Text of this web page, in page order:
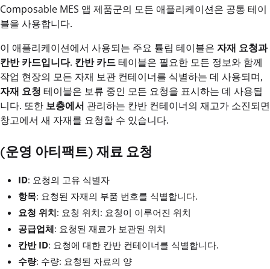
Composable MES 앱 제품군의 모든 애플리케이션은 공통 테이
블을 사용합니다.
이 애플리케이션에서 사용되는 주요 튤립 테이블은 자재 요청과
칸반 카드입니다. 칸반 카드테이블은 필요한 모든 정보와 함께
작업 현장의 모든 자재 보관 컨테이너를 식별하는 데 사용되며,
자재 요청 테이블은 보류 중인 모든 요청을 표시하는 데 사용됩
니다. 또한 보충에서 관리하는 칸반 컨테이너의 재고가 소진되면
창고에서 새 자재를 요청할 수 있습니다.
(운영 아티팩트) 재료 요청
ID: 요청의 고유 식별자
항목: 요청된 자재의 부품 번호를 식별합니다.
요청 위치: 요청 위치: 요청이 이루어진 위치
공급업체: 요청된 재료가 보관된 위치
칸반 ID: 요청에 대한 칸반 컨테이너를 식별합니다.
수량: 수량: 요청된 자료의 양